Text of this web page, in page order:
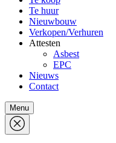
Te huur
Nieuwbouw
Verkopen/Verhuren
Attesten
Asbest
EPC
Nieuws
Contact
Menu